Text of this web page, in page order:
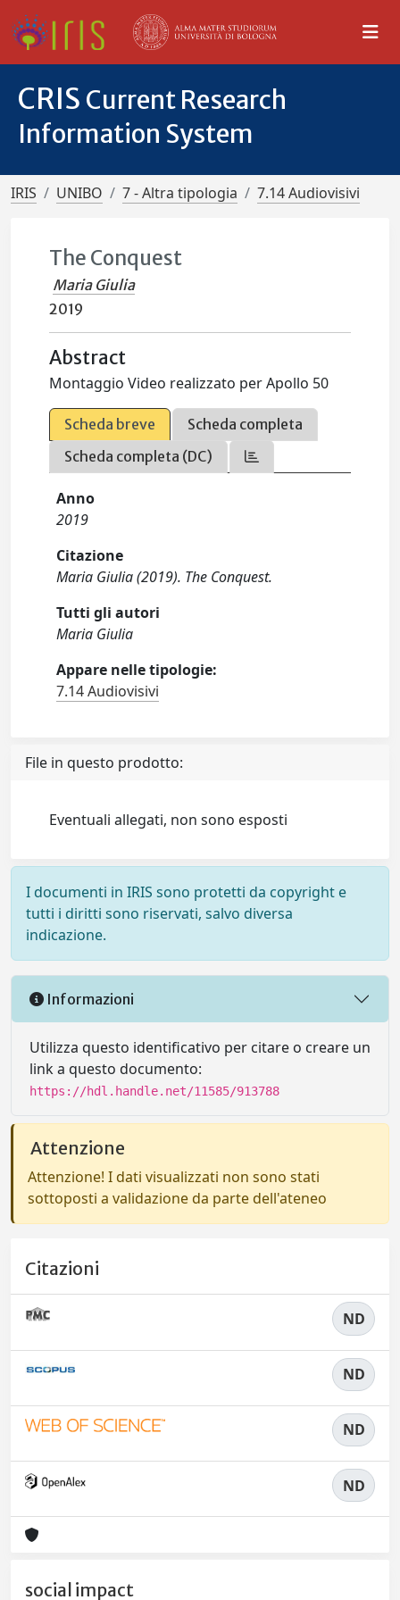
CRIS Current Research
Information System
IRIS UNIBO 7 - Altra tipologia 7.14 Audiovisivi
The Conquest
Maria Giulia
2019
Abstract
Montaggio Video realizzato per Apollo 50
Scheda breve
Scheda completa
Scheda completa (DC)
Anno
2019
Citazione
Maria Giulia (2019). The Conquest.
Tutti gli autori
Maria Giulia
Appare nelle tipologie:
7.14 Audiovisivi
File in questo prodotto:
Eventuali allegati, non sono esposti
I documenti in IRIS sono protetti da copyright e
tutti i diritti sono riservati, salvo diversa
indicazione.
Informazioni
Utilizza questo identificativo per citare o creare un
link a questo documento:
https://hdl.handle.net/11585/913788
Attenzione
Attenzione! I dati visualizzati non sono stati
sottoposti a validazione da parte dell'ateneo
Citazioni
ND
ND
ND
ND
social impact